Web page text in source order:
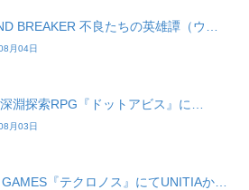
BREAKER 不良たちの英雄譚（ウ…
月04日
淵探索RPG『ドットアビス』に…
月03日
『テクロノス』にてUNITIAか…